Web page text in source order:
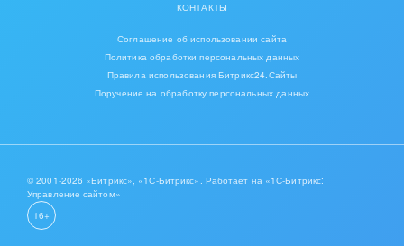
КОНТАКТЫ
Соглашение об использовании сайта
Политика обработки персональных данных
Правила использования Битрикс24.Сайты
Поручение на обработку персональных данных
© 2001-2026 «Битрикс», «1С-Битрикс». Работает на «1С-Битрикс:
Управление сайтом»
16+